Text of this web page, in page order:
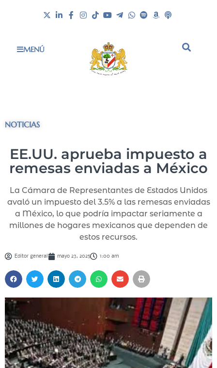
MENÚ
NOTICIAS
EE.UU. aprueba impuesto a
remesas enviadas a México
La Cámara de Representantes de Estados Unidos
avaló un impuesto del 3.5% a las remesas enviadas
a México, lo que podría impactar seriamente a
millones de hogares mexicanos que dependen de
estos recursos.
Editor general mayo 23, 2025 1:00 am